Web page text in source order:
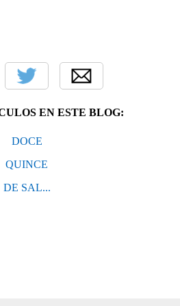
EN ESTE BLOG:
DOCE
QUINCE
DE SAL...